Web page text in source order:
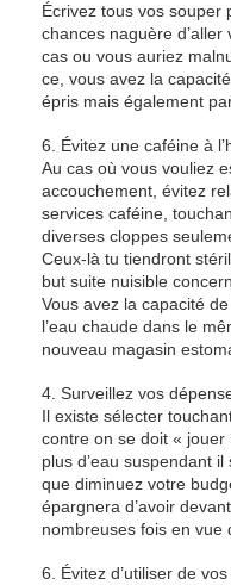
Écrivez tous vos souper
chances naguère
cas ou vous auriez
ce, vous avez la
épris mais également
6. Évitez une caféine à
Au cas où vous vouliez
accouchement, évitez
services caféine,
diverses cloppes
Ceux-là tu tiendront
but suite nuisible
Vous avez la capacité
l’eau chaude dans le
nouveau magasin
4. Surveillez vos
Il existe sélecter
contre on se doit « jouer
plus d’eau suspendant
que diminuez votre
épargnera d’avoir
nombreuses fois en vue
6. Évitez d’utiliser de